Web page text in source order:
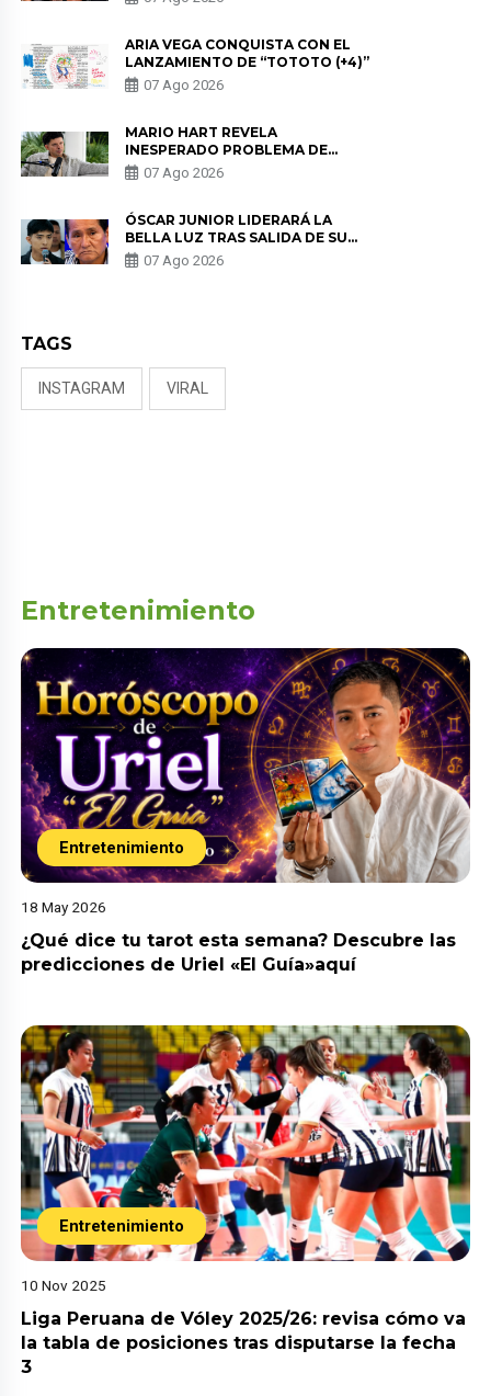
DE LAS PARTES QUERÍA EL
ARIA VEGA CONQUISTA CON EL
LANZAMIENTO DE “TOTOTO (+4)”
07 Ago 2026
MARIO HART REVELA
INESPERADO PROBLEMA DE
SALUD ANTES DE SEPARARSE DE
KORINA: “ME ENCONTRARON UN
07 Ago 2026
ÓSCAR JUNIOR LIDERARÁ LA
BELLA LUZ TRAS SALIDA DE SU
PADRE POR POLÉMICA CON
NALDY SALDAÑA
07 Ago 2026
TAGS
INSTAGRAM VIRAL
Entretenimiento
Entretenimiento
18 May 2026
¿Qué dice tu tarot esta semana? Descubre las
predicciones de Uriel «El Guía»aquí
Entretenimiento
10 Nov 2025
Liga Peruana de Vóley 2025/26: revisa cómo va
la tabla de posiciones tras disputarse la fecha
3